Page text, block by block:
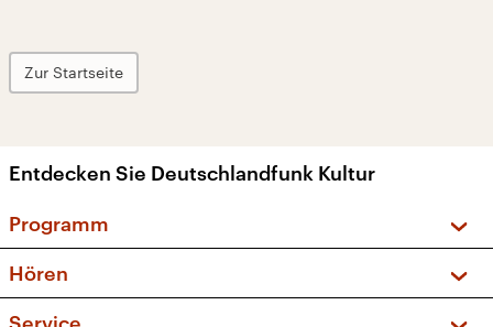
Zur Startseite
Entdecken Sie Deutschlandfunk Kultur
Programm
Sendungen und Podcasts
Hören